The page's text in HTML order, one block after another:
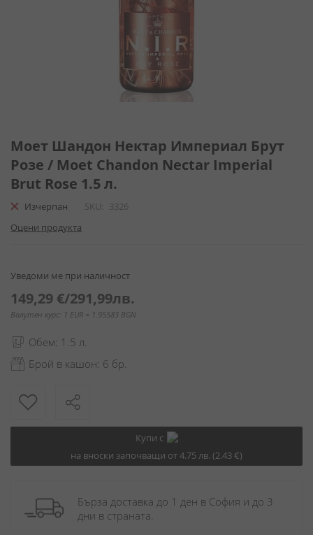
към
на
галерия
снимки
Моет Шандон Нектар Империал Брут
Розе / Moet Chandon Nectar Imperial
Brut Rose 1.5 л.
Изчерпан SKU
3326
Оцени продукта
Уведоми ме при наличност
149,29 €/291,99лв.
Валутен курс: 1 EUR = 1.95583 BGN
Обем: 1.5 л.
Брой в кашон: 6 бр.
Купи с
на вноски започващи от 4.75 лв. (2.43 €)
Бърза доставка до 1 ден в София и до 3
дни в страната.